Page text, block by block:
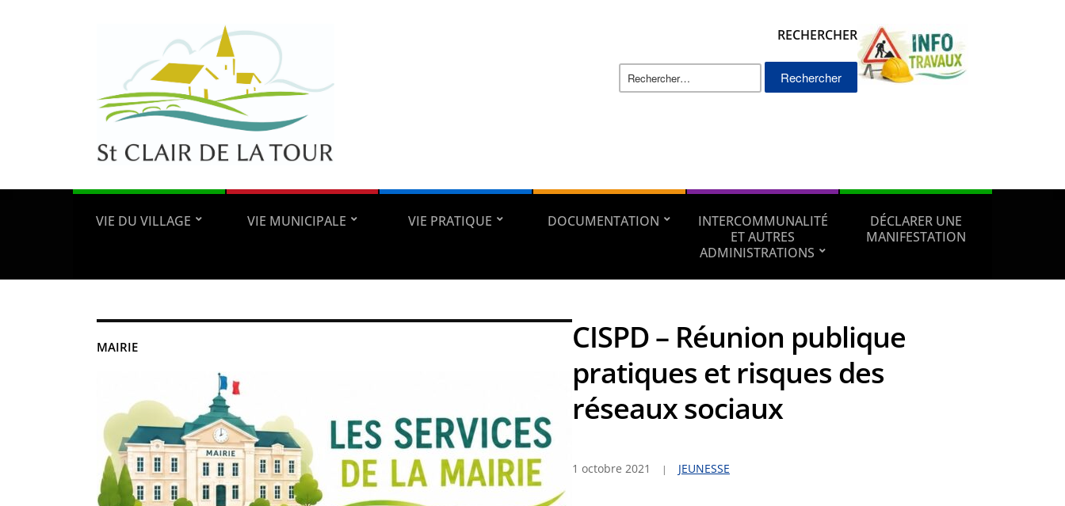
RECHERCHER
Rechercher :
VIE DU VILLAGE VIE MUNICIPALE VIE PRATIQUE DOCUMENTATION
INTERCOMMUNALITÉ
ET AUTRES
ADMINISTRATIONS
DÉCLARER UNE
MANIFESTATION
MAIRIE
CISPD – Réunion publique
pratiques et risques des
réseaux sociaux
1 octobre 2021 JEUNESSE